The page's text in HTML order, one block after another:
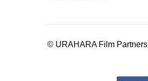
© URAHARA Film Partners